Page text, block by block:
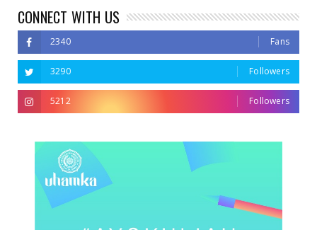
CONNECT WITH US
2340 Fans
3290 Followers
5212 Followers